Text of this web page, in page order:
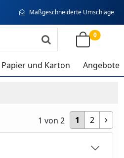
Maßgeschneiderte Umschläge
0
Papier und Karton Angebote
1 2
1 von 2